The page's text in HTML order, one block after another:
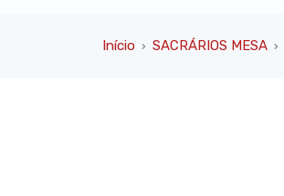
Início › SACRÁRIOS MESA ›